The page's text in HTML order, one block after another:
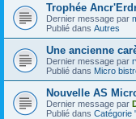
Trophée
Dernier message par
Publié dans Autres
Une ancienne
Dernier message par
Publié dans Micro
Nouvelle AS
Dernier message par
Publié dans Catégorie